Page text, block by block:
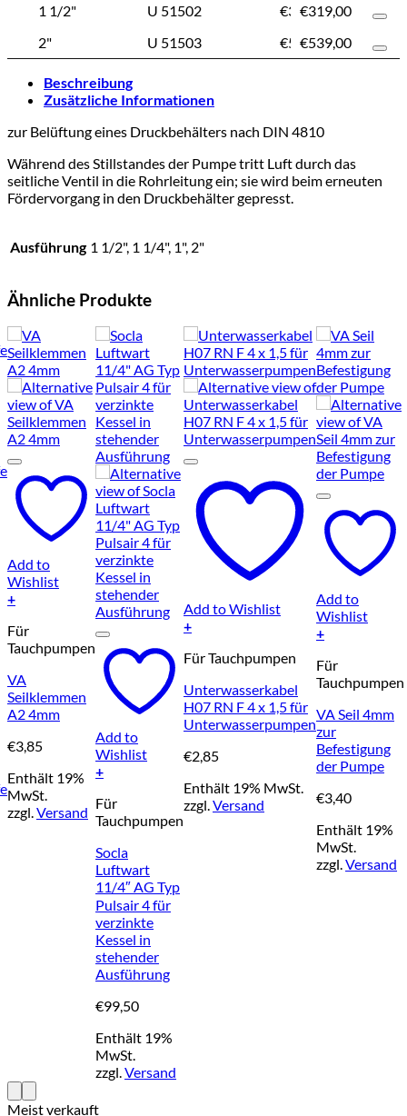
1 1/2"
U 51502 €319,00
2"
U 51503 €539,00
€319,00
€539,00
Beschreibung
Zusätzliche Informationen
zur Belüftung eines Druckbehälters nach DIN 4810
Während des Stillstandes der Pumpe tritt Luft durch das
seitliche Ventil in die Rohrleitung ein; sie wird beim erneuten
Fördervorgang in den Druckbehälter gepresst.
Ausführung 1 1/2", 1 1/4", 1", 2"
Ähnliche Produkte
Add to
Wishlist
+
Für
Tauchpumpen
VA
Seilklemmen
A2 4mm
€3,85
Enthält 19%
MwSt.
zzgl.Versand
Add to
Wishlist
+
Für
Tauchpumpen
Socla
Luftwart
11/4″ AG Typ
Pulsair 4 für
verzinkte
Kessel in
stehender
Ausführung
€99,50
Enthält 19%
MwSt.
zzgl.Versand
Add to Wishlist
+
Für Tauchpumpen
Unterwasserkabel
H07 RN F 4 x 1,5 für
Unterwasserpumpen
€2,85
Enthält 19% MwSt.
zzgl.Versand
Add to
Wishlist
+
Für
Tauchpumpen
VA Seil 4mm
zur
Befestigung
der Pumpe
€3,40
Enthält 19%
MwSt.
zzgl.Versand
Meist verkauft